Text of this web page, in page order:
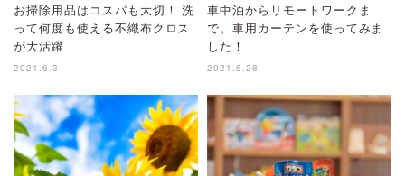
お掃除用品はコスパも大切！ 洗
って何度も使える不織布クロス
が大活躍
2021.6.3
車中泊からリモートワークま
で。車用カーテンを使ってみま
した！
2021.5.28